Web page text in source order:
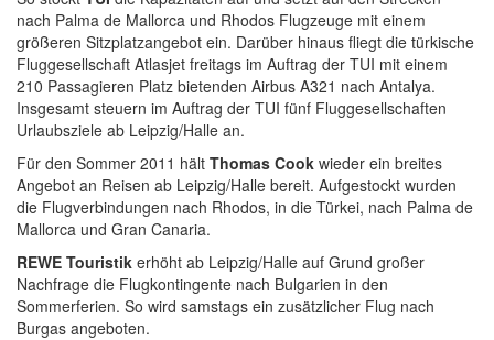
nach Palma de Mallorca und Rhodos Flugzeuge mit einem
größeren Sitzplatzangebot ein. Darüber hinaus fliegt die türkische
Fluggesellschaft Atlasjet freitags im Auftrag der TUI mit einem
210 Passagieren Platz bietenden Airbus A321 nach Antalya.
Insgesamt steuern im Auftrag der TUI fünf Fluggesellschaften
Urlaubsziele ab Leipzig/Halle an.
Für den Sommer 2011 hält Thomas Cook wieder ein breites
Angebot an Reisen ab Leipzig/Halle bereit. Aufgestockt wurden
die Flugverbindungen nach Rhodos, in die Türkei, nach Palma de
Mallorca und Gran Canaria.
REWE Touristik erhöht ab Leipzig/Halle auf Grund großer
Nachfrage die Flugkontingente nach Bulgarien in den
Sommerferien. So wird samstags ein zusätzlicher Flug nach
Burgas angeboten.